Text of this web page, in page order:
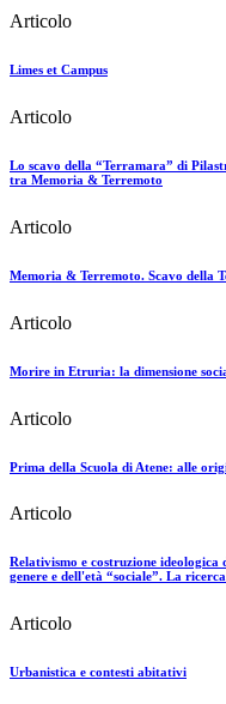
Articolo
Limes et Campus
Articolo
Lo scavo della “Terramara” di
tra Memoria & Terremoto
Articolo
Memoria & Terremoto. Scavo della
Articolo
Morire in Etruria: la dimensione
Articolo
Prima della Scuola di Atene: alle
Articolo
Relativismo e costruzione
genere e dell'età “sociale”. La
Articolo
Urbanistica e contesti abitativi